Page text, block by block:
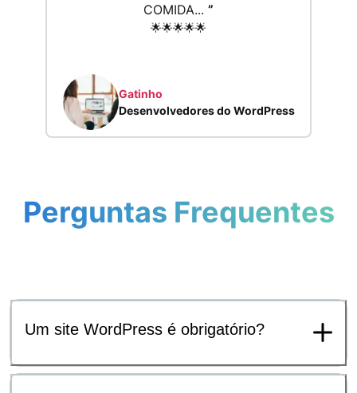
COMIDA... ”
🌟🌟🌟🌟🌟
Gatinho
Desenvolvedores do WordPress
Perguntas Frequentes
Um site WordPress é obrigatório?